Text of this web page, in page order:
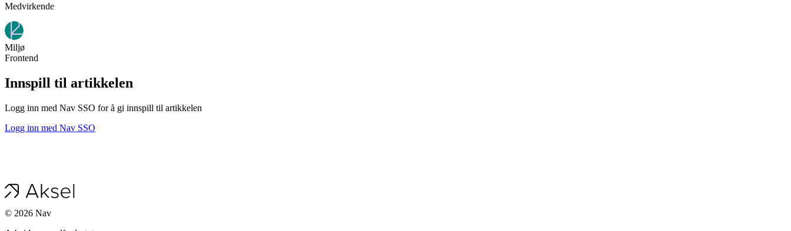
Medvirkende
Miljø
Frontend
Innspill til artikkelen
Logg inn med Nav SSO for å gi innspill til artikkelen
Logg inn med Nav SSO
© 2026 Nav